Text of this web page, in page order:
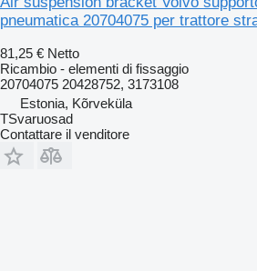
pneumatica 20704075 per trattore
81,25 € Netto
Ricambio - elementi di fissaggio
20704075 20428752, 3173108
Estonia, Kõrveküla
TSvaruosad
Contattare il venditore